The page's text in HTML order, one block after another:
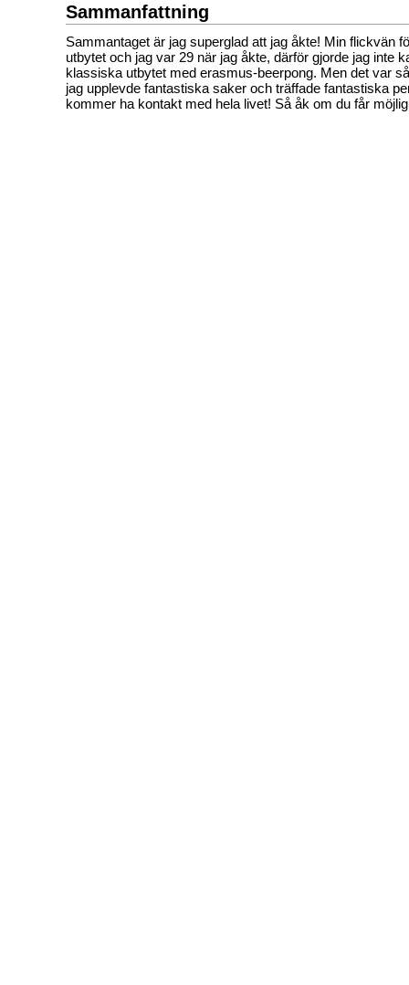
Sammanfattning
Sammantaget är jag superglad att jag åkte! Min flickvän
utbytet och jag var 29 när jag åkte, därför gjorde jag inte
klassiska utbytet med erasmus-beerpong. Men det var
jag upplevde fantastiska saker och träffade fantastiska
kommer ha kontakt med hela livet! Så åk om du får